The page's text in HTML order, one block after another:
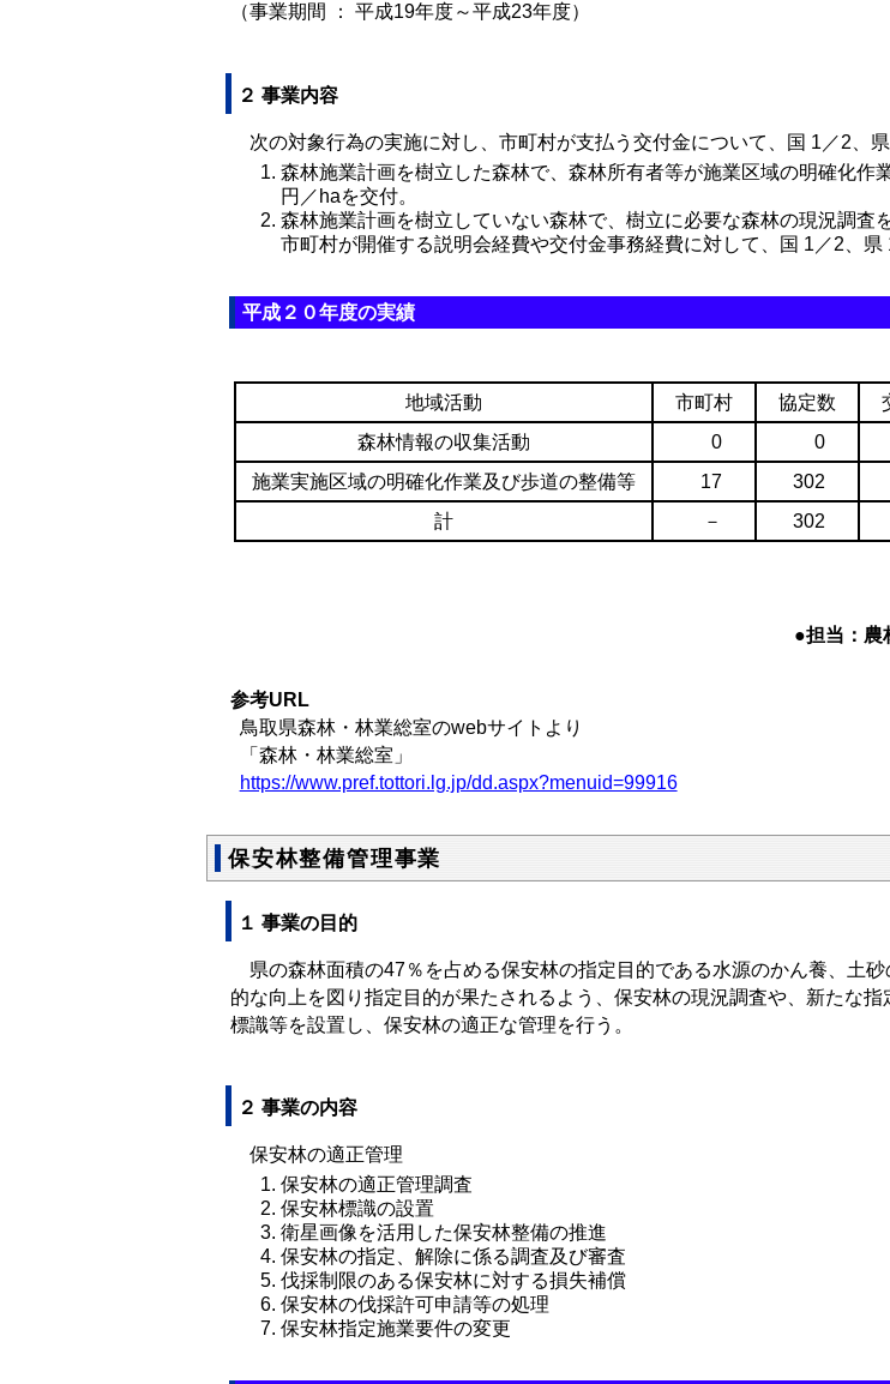
（事業期間 ： 平成19年度～平成23年度）
２ 事業内容
次の対象行為の実施に対し、市町村が支払う交付金について、国 1／2、県
森林施業計画を樹立した森林で、森林所有者等が施業区域の明確化
円／haを交付。
森林施業計画を樹立していない森林で、樹立に必要な森林の現況調査
市町村が開催する説明会経費や交付金事務経費に対して、国 1／2、県
平成２０年度の実績
地域活動 市町村 協定数
森林情報の収集活動
0 0
施業実施区域の明確化作業及び歩道の整備等
17 302
計
－ 302
●担当：農
参考URL
鳥取県森林・林業総室のwebサイトより
「森林・林業総室」
https://www.pref.tottori.lg.jp/dd.aspx?menuid=99916
保安林整備管理事業
１ 事業の目的
県の森林面積の47％を占める保安林の指定目的である水源のかん養、土
的な向上を図り指定目的が果たされるよう、保安林の現況調査や、新たな
標識等を設置し、保安林の適正な管理を行う。
２ 事業の内容
保安林の適正管理
保安林の適正管理調査
保安林標識の設置
衛星画像を活用した保安林整備の推進
保安林の指定、解除に係る調査及び審査
伐採制限のある保安林に対する損失補償
保安林の伐採許可申請等の処理
保安林指定施業要件の変更